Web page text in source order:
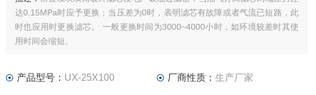
达0.15MPa时应予更换；当压差为0时，表明滤芯有故障或者气流已短路，此
时也应用时更换滤芯。 一般更换时间为3000~4000小时，如环境较差时其使
用时间会缩短。
产品型号： UX-25X100 厂商性质： 生产厂家